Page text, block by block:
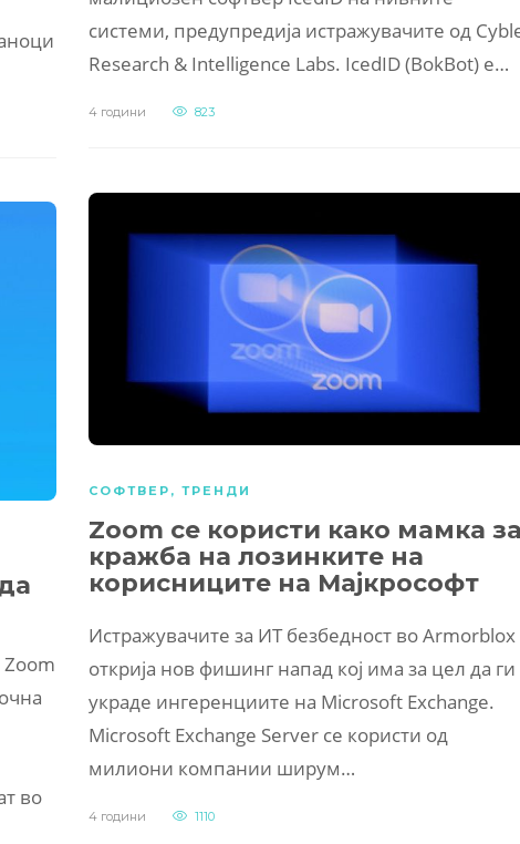
системи, предупредија истражувачите од
Research & Intelligence Labs. IcedID (BokBot) е…
4 години 823
СОФТВЕР , ТРЕНДИ
Zoom се користи како мамка
кражба на лозинките на
корисниците на Мајкрософт
Истражувачите за ИТ безбедност во Armorblox
открија нов фишинг напад кој има за цел да ги
украде ингеренциите на Microsoft Exchange.
Microsoft Exchange Server се користи од
милиони компании ширум…
4 години 1110
Zoom
во